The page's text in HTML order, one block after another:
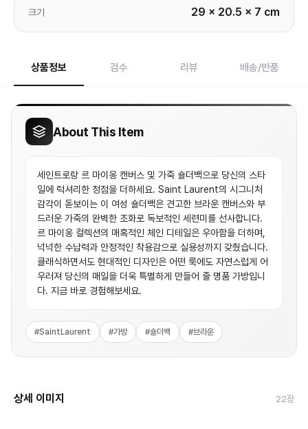
크기 29 x 20.5 x 7 cm
상품정보 검수 리뷰 배송/반품
About This Item
세인트로랑 르 마이옹 캔버스 및 가죽 숄더백으로 당신의 스타
일에 럭셔리한 정점을 더하세요. Saint Laurent의 시그니처
감각이 돋보이는 이 여성 숄더백은 견고한 브라운 캔버스와 부
드러운 가죽의 완벽한 조화로 독보적인 세련미를 선사합니다.
르 마이옹 컬렉션의 매혹적인 체인 디테일은 우아함을 더하며,
넉넉한 수납력과 안정적인 착용감으로 실용성까지 갖췄습니다.
클래식하면서도 현대적인 디자인은 어떤 룩에도 자연스럽게 어
우러져 당신의 매일을 더욱 특별하게 만들어 줄 명품 가방입니
다. 지금 바로 경험해보세요.
#SaintLaurent #가방 #숄더백 #브라운
상세 이미지 22장